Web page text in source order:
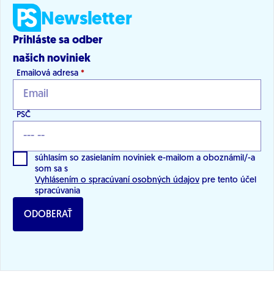
Newsletter
Prihláste sa odber
našich noviniek
Emailová adresa *
PSČ
súhlasím so zasielaním noviniek e-mailom a oboznámil/-a
som sa s
Vyhlásením o spracúvaní osobných údajov pre tento účel
spracúvania
ODOBERAŤ